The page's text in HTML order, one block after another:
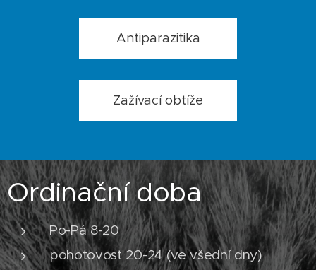
Antiparazitika
Zažívací obtíže
Ordinační doba
Po-Pá 8-20
pohotovost 20-24 (ve všední dny)